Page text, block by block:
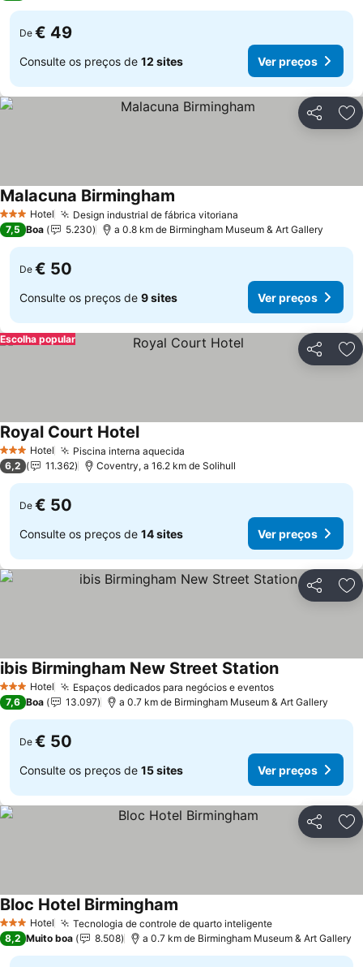
De € 49
Consulte os preços de 12 sites Ver preços
Partilhar
3 EstrelasHotel Design industrial de fábrica vitoriana
Malacuna Birmingham
7,5 Boa 5.230 a 0.8 km de Birmingham Museum & Art Gallery
De € 50
Consulte os preços de 9 sites Ver preços
Partilhar
Escolha popular
3 EstrelasHotel Piscina interna aquecida
Royal Court Hotel
6,2 11.362 Coventry, a 16.2 km de Solihull
De € 50
Consulte os preços de 14 sites Ver preços
Partilhar
3 EstrelasHotel Espaços dedicados para negócios e eventos
ibis Birmingham New Street Station
7,6 Boa 13.097 a 0.7 km de Birmingham Museum & Art Gallery
De € 50
Consulte os preços de 15 sites Ver preços
Partilhar
3 EstrelasHotel Tecnologia de controle de quarto inteligente
Bloc Hotel Birmingham
8,2 Muito boa 8.508 a 0.7 km de Birmingham Museum & Art Gallery